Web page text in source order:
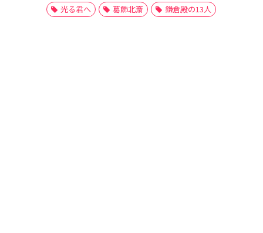
光る君へ
葛飾北斎 鎌倉殿の13人